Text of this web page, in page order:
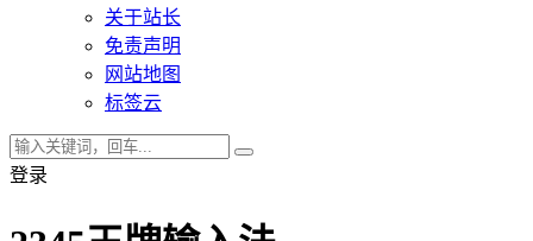
关于站长
免责声明
网站地图
标签云
登录